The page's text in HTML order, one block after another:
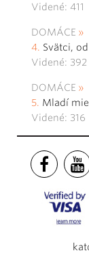
Videné: 411
DOMÁCE
Svätci,
Videné: 392
DOMÁCE
Mladí
Videné: 316